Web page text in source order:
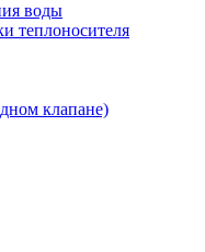
воды
теплоносителя
клапане)